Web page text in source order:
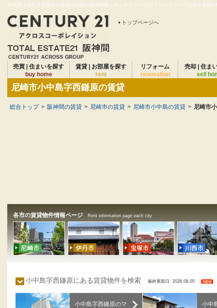
尼崎市小中島字西鎌原の賃貸のための地域情報｜センチュリー21アクロスグループは仲介実績
トップページへ
売買 | 住まいを探す
buy home
賃貸 | お部屋を探す
rent
リフォーム
renovation
売却 | 住ま
sell
尼崎市小中島字西鎌原の賃貸
総合トップ > 阪神間の賃貸 > 尼崎市の賃貸 > 尼崎市小中島の賃貸 > 尼崎市
各市の賃貸物件情報ページ Rent information page each city
小中島字西鎌原にある賃貸物件を検索 最終更新日 2026.08.05
小中島字西鎌原のマ
小中